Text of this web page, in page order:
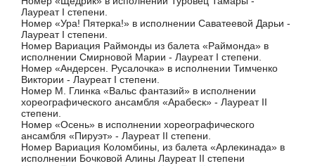
Лауреат I степени.
Номер «Ура! Пятерка!» в исполнении Саватеевой Дарьи -
Лауреат I степени.
Номер Вариация Раймонды из балета «Раймонда» в
исполнении Смирновой Марии - Лауреат I степени.
Номер «Андерсен. Русалочка» в исполнении Тимченко
Виктории - Лауреат I степени.
Номер М. Глинка «Вальс фантазий» в исполнении
хореографического ансамбля «Арабеск» - Лауреат II
степени.
Номер «Осень» в исполнении хореографического
ансамбля «Пируэт» - Лауреат II степени.
Номер Вариация Коломбины, из балета «Арлекинада» в
исполнении Бочковой Алины Лауреат II степени